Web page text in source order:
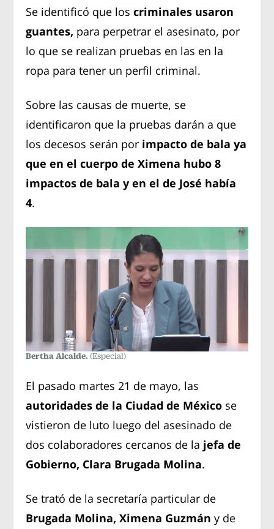
Se identificó que loscriminales usaron
guantes, para perpetrar el asesinato, por
lo que se realizan pruebas en las en la
ropa para tener un perfil criminal.
Sobre las causas de muerte, se
identificaron que la pruebas darán a que
los decesos serán por impacto de bala ya
que en el cuerpo de Ximena hubo 8
impactos de bala y en el de José había
4.
Bertha Alcalde.(Especial)
El pasado martes 21 de mayo, las
autoridades de la Ciudad de México se
vistieron de luto luego del asesinado de
dos colaboradores cercanos de la jefa de
Gobierno, Clara Brugada Molina.
Se trató de la secretaría particular de
Brugada Molina, Ximena Guzmán y de